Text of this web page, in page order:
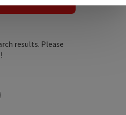
results. Please
menu